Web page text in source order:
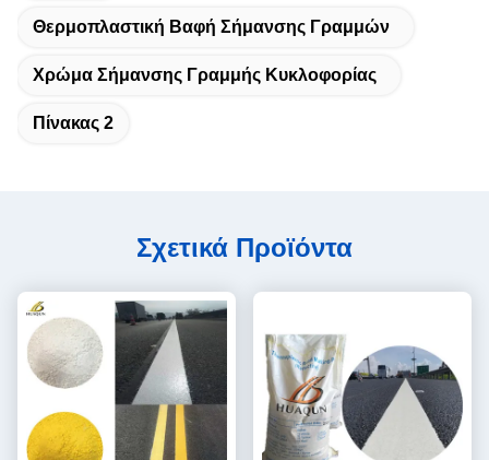
Θερμοπλαστική Βαφή Σήμανσης Γραμμών
Χρώμα Σήμανσης Γραμμής Κυκλοφορίας
Πίνακας 2
Σχετικά Προϊόντα